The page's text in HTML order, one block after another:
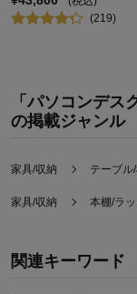
(219)
「パソコンデス
の掲載ジャンル
家具/収納 テーブル
家具/収納 本棚/ラ
関連キーワード